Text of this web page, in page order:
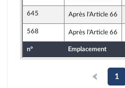
645 Après l'Article 66
568 Après l'Article 66
n° Emplacement
1